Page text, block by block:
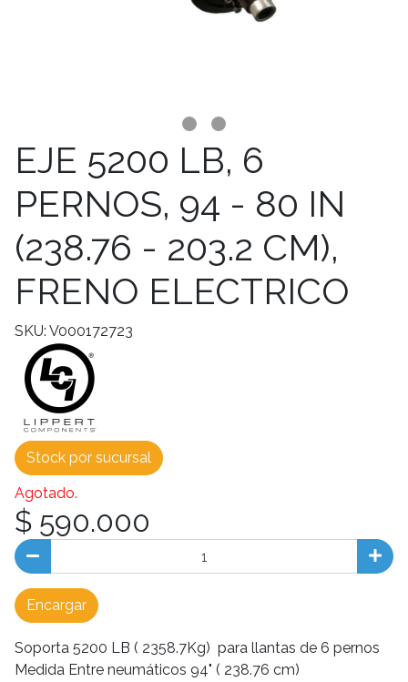
EJE 5200 LB, 6
PERNOS, 94 - 80 IN
(238.76 - 203.2 CM),
FRENO ELECTRICO
SKU: V000172723
Stock por sucursal
Agotado.
$ 590.000
Encargar
Soporta 5200 LB ( 2358.7Kg) para llantas de 6 pernos
Medida Entre neumáticos 94" ( 238.76 cm)